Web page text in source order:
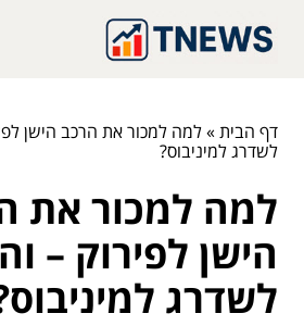
דף הבית»למה למכור את הרכב הישן
לשדרג למיניבוס?
למה למכור את
הישן לפירוק –
לשדרג